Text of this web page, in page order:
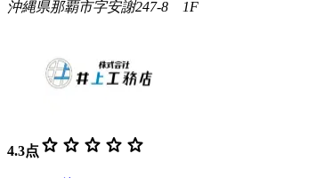
沖縄県那覇市字安謝247-8 1F
4.3点 star star star star star